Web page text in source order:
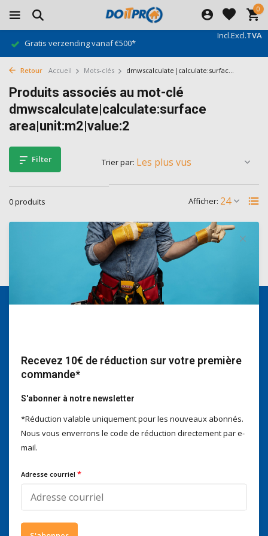
0
Incl.Excl.TVA
Gratis verzending vanaf €500*
Retour Accueil Mots-clés dmwscalculate|calculate:surfac...
Produits associés au mot-clé
dmwscalculate|calculate:surface
area|unit:m2|value:2
Filter
0 produits Afficher:
Trier par:
Aucun produit n'a été trouvé...
mailen naar
info@doitpro.com
Telefonisch zijn we tijdens
4 / 5 Nous obtenons un score de
Recevez 10€ de réduction sur votre première
commande*
S'abonner à notre newsletter
*Réduction valable uniquement pour les nouveaux abonnés.
Nous vous enverrons le code de réduction directement par e-
mail.
Adresse courriel *